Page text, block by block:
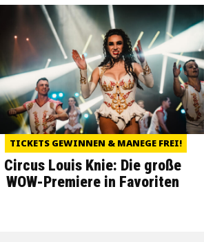
TICKETS GEWINNEN & MANEGE FREI!
Circus Louis Knie: Die große
WOW-Premiere in Favoriten